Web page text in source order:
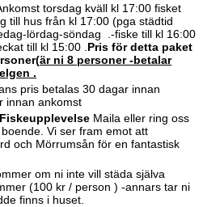
torsdag kväll kl 17:00 fisket
till hus från kl 17:00 (pga städtid
lördag-söndag .-fiske till kl 16:00
till kl 15:00 . Pris för detta paket
är ni 8 personer -betalar
.
pris betalas 30 dagar innan
innan ankomst
Maila eller ring oss
Vi ser fram emot att
och Mörrumsån för en fantastisk
om ni inte vill städa själva
(100 kr / person ) -annars tar ni
finns i huset.